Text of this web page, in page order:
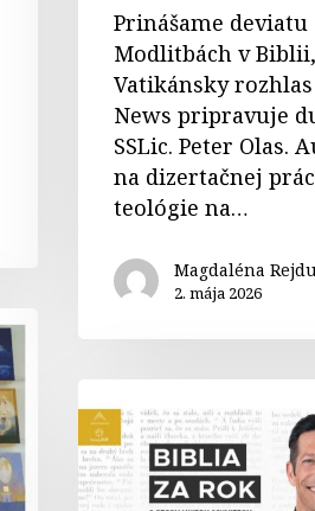
Prinášame
Modlitbách v
Vatikánsky
News pripravuje
SSLic. Peter Olas.
na dizertačnej
teológie na…
Magdaléna
2. mája 2026
za
rok